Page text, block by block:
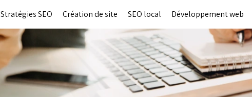
Stratégies SEO Création de site SEO local Développement web